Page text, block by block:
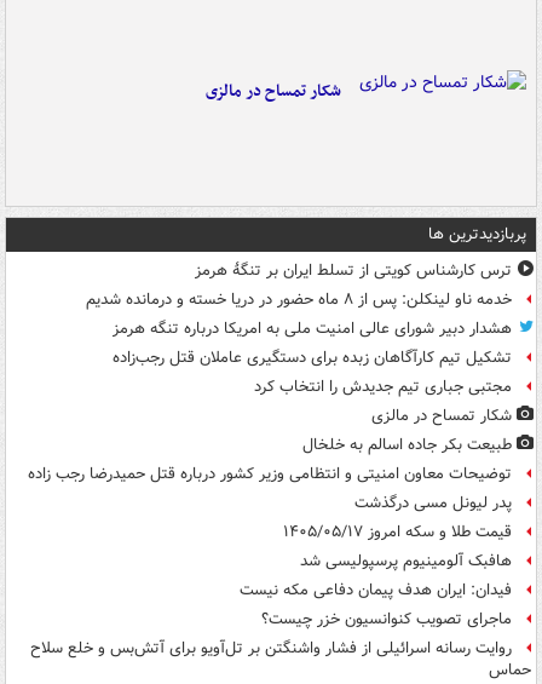
شکار تمساح در مالزی
پربازدیدترین ها
ترس کارشناس کویتی از تسلط ایران بر تنگۀ هرمز
خدمه ناو لینکلن: پس از ۸ ماه حضور در دریا خسته و درمانده‌ شدیم
هشدار دبیر شورای عالی امنیت ملی به امریکا درباره تنگه هرمز
تشکیل تیم کارآگاهان زبده برای دستگیری عاملان قتل رجب‌زاده
مجتبی جباری تیم جدیدش را انتخاب کرد
شکار تمساح در مالزی
طبیعت بکر جاده اسالم به خلخال
توضیحات معاون امنیتی و انتظامی وزیر کشور درباره قتل حمیدرضا رجب زاده
پدر لیونل مسی درگذشت
قیمت طلا و سکه امروز ۱۴۰۵/۰۵/۱۷
هافبک آلومینیوم پرسپولیسی شد
فیدان: ایران هدف پیمان دفاعی مکه نیست
ماجرای تصویب کنوانسیون خزر چیست؟
روایت رسانه اسرائیلی از فشار واشنگتن بر تل‌آویو برای آتش‌بس و خلع سلاح
حماس